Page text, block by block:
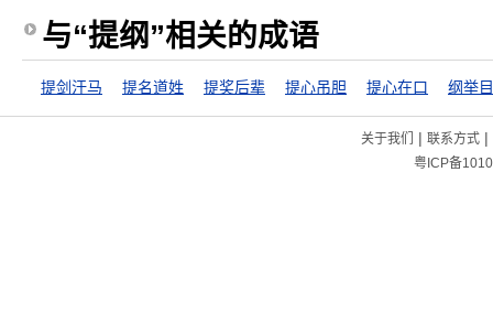
与“提纲”相关的成语
提剑汗马 提名道姓 提奖后辈 提心吊胆 提心在口 纲举
关于我们 | 联系方式|
粤ICP备